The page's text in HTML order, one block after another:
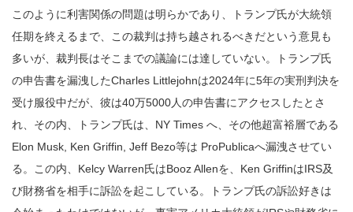
このように利害関係の問題は明らかであり、トランプ氏が大統領
任期を終えるまで、この裁判は持ち越されるべきだという意見も
多いが、裁判長はそこまでの議論には達していない。トランプ氏
の申告書を漏洩したCharles Littlejohnは2024年に5年の実刑判決を
受け服役中だが、彼は40万5000人の申告書にアクセスしたとさ
れ、その内、トランプ氏は、NY Times へ、その他超富裕層である
Elon Musk, Ken Griffin, Jeff Bezo等は ProPublicaへ漏洩させてい
る。この内、Kelcy Warren氏はBooz Allenを、Ken GriffinはIRS及
び財務省を相手に訴訟を起こしている。トランプ氏の訴訟好きは